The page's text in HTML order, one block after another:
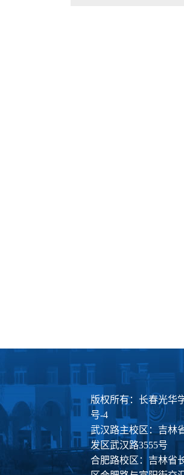
版权所有：长春光华
号-4
武汉路主校区：吉林
发区武汉路3555号
合肥路校区：吉林省